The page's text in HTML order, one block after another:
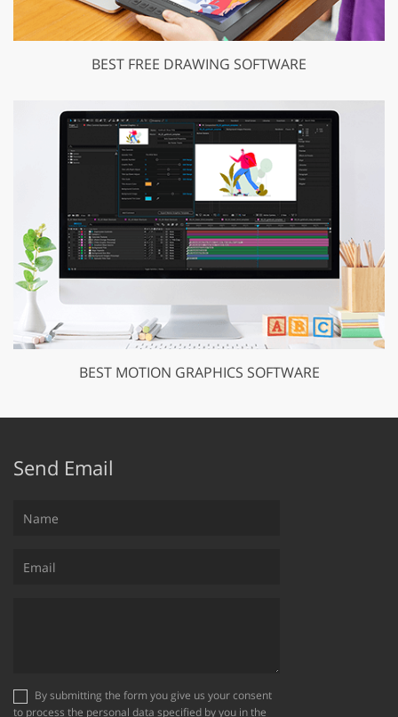
BEST FREE DRAWING SOFTWARE
BEST MOTION GRAPHICS SOFTWARE
Send Email
to process the personal data specified by you in the